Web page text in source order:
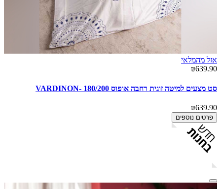
אזל מהמלאי
₪639.90
סט מצעים למיטה זוגית רחבה אופוס 180/200 -VARDINON
₪639.90
פרטים נוספים